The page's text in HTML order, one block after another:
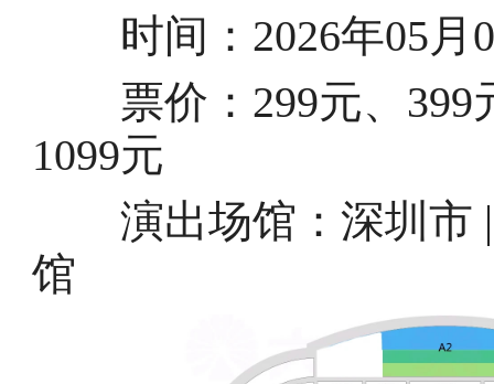
时间：2026年05月
票价：299元、399
1099元
演出场馆：深圳市 |
馆